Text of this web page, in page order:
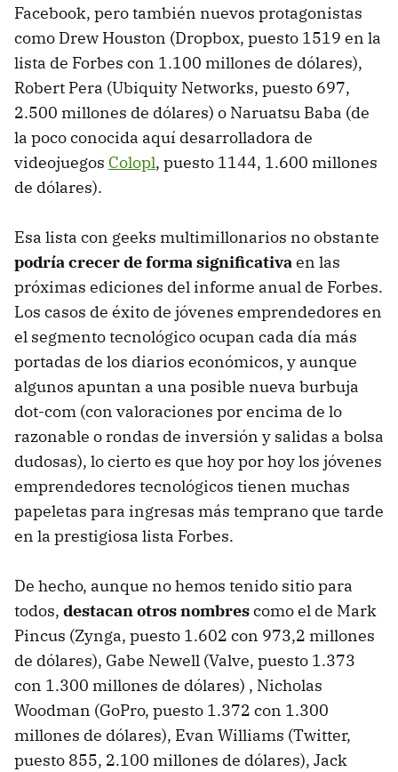
Facebook, pero también nuevos protagonistas
como Drew Houston (Dropbox, puesto 1519 en la
lista de Forbes con 1.100 millones de dólares),
Robert Pera (Ubiquity Networks, puesto 697,
2.500 millones de dólares) o Naruatsu Baba (de
la poco conocida aquí desarrolladora de
videojuegos Colopl, puesto 1144, 1.600 millones
de dólares).
Esa lista con geeks multimillonarios no obstante
podría crecer de forma significativaen las
próximas ediciones del informe anual de Forbes.
Los casos de éxito de jóvenes emprendedores en
el segmento tecnológico ocupan cada día más
portadas de los diarios económicos, y aunque
algunos apuntan a una posible nueva burbuja
dot-com (con valoraciones por encima de lo
razonable o rondas de inversión y salidas a bolsa
dudosas), lo cierto es que hoy por hoy los jóvenes
emprendedores tecnológicos tienen muchas
papeletas para ingresas más temprano que tarde
en la prestigiosa lista Forbes.
De hecho, aunque no hemos tenido sitio para
todos, destacan otros nombrescomo el de Mark
Pincus (Zynga, puesto 1.602 con 973,2 millones
de dólares), Gabe Newell (Valve, puesto 1.373
con 1.300 millones de dólares) , Nicholas
Woodman (GoPro, puesto 1.372 con 1.300
millones de dólares), Evan Williams (Twitter,
puesto 855, 2.100 millones de dólares), Jack